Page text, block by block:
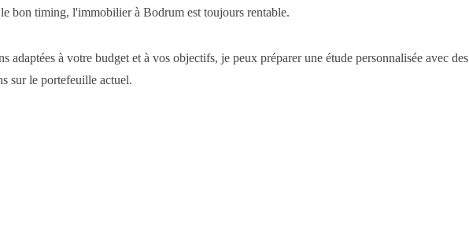
bon timing, l'immobilier à Bodrum est toujours rentable.
adaptées à votre budget et à vos objectifs, je peux préparer une étude personnalisée avec des
sur le portefeuille actuel.